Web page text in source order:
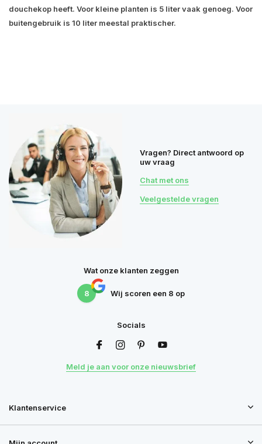
douchekop heeft. Voor kleine planten is 5 liter vaak genoeg. Voor
buitengebruik is 10 liter meestal praktischer.
Vragen? Direct antwoord op
uw vraag
Chat met ons
Veelgestelde vragen
Wat onze klanten zeggen
8 Wij scoren een 8 op
Socials
Meld je aan voor onze nieuwsbrief
Klantenservice